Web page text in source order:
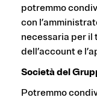
potremmo
con
necessaria per il
dell’account e
Società del
Potremmo